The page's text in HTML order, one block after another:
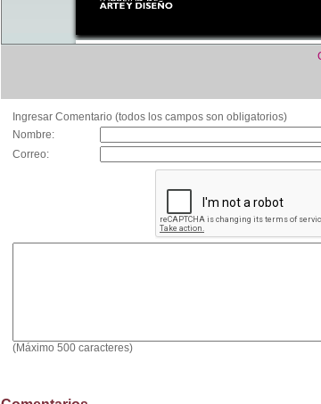
Ingresar Comentario (todos los campos son obligatorios)
Nombre:
Correo:
(Máximo 500 caracteres)